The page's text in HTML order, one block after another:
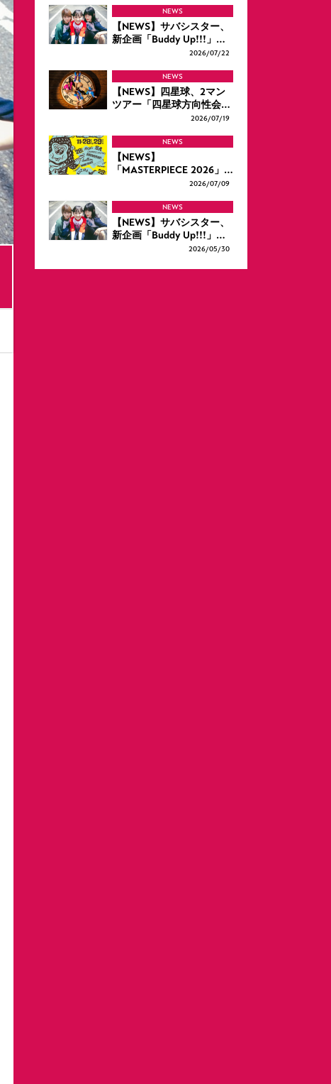
NEWS
【NEWS】サバシスター、
新企画「Buddy Up!!!」…
2026/07/22
NEWS
【NEWS】四星球、2マン
ツアー「四星球方向性会…
2026/07/19
NEWS
【NEWS】
「MASTERPIECE 2026」…
2026/07/09
NEWS
【NEWS】サバシスター、
新企画「Buddy Up!!!」…
2026/05/30